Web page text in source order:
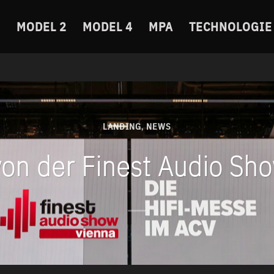
MODEL 2 MODEL 4 MPA TECHNOLOGIE
LANDING,NEWS
der Finest Audio